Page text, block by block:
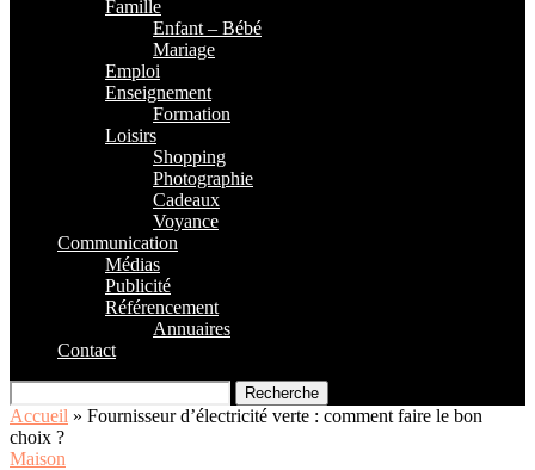
Famille
Enfant – Bébé
Mariage
Emploi
Enseignement
Formation
Loisirs
Shopping
Photographie
Cadeaux
Voyance
Communication
Médias
Publicité
Référencement
Annuaires
Contact
Recherche
Accueil » Fournisseur d’électricité verte : comment faire le bon
choix ?
Maison